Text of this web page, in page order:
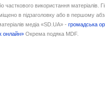
часткового використання матеріалів.
в підзаголовку або в першому
медіа «SD.UA» -громадська
онлайн» Окрема подяка MDF.